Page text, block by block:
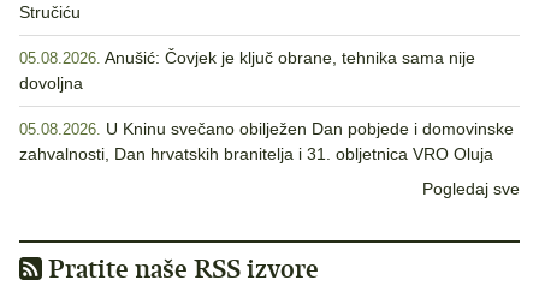
Stručiću
05.08.2026. Anušić: Čovjek je ključ obrane, tehnika sama nije
dovoljna
05.08.2026. U Kninu svečano obilježen Dan pobjede i domovinske
zahvalnosti, Dan hrvatskih branitelja i 31. obljetnica VRO Oluja
Pogledaj sve
Pratite naše RSS izvore